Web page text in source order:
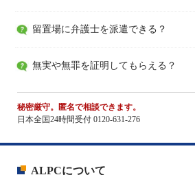
留置場に弁護士を派遣できる？
無実や無罪を証明してもらえる？
秘密厳守。匿名で相談できます。
日本全国24時間受付 0120-631-276
ALPCについて